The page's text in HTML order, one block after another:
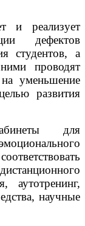
и реализует
дефектов
студентов, а
проводят
уменьшение
развития
для
аутотренинг,
научные